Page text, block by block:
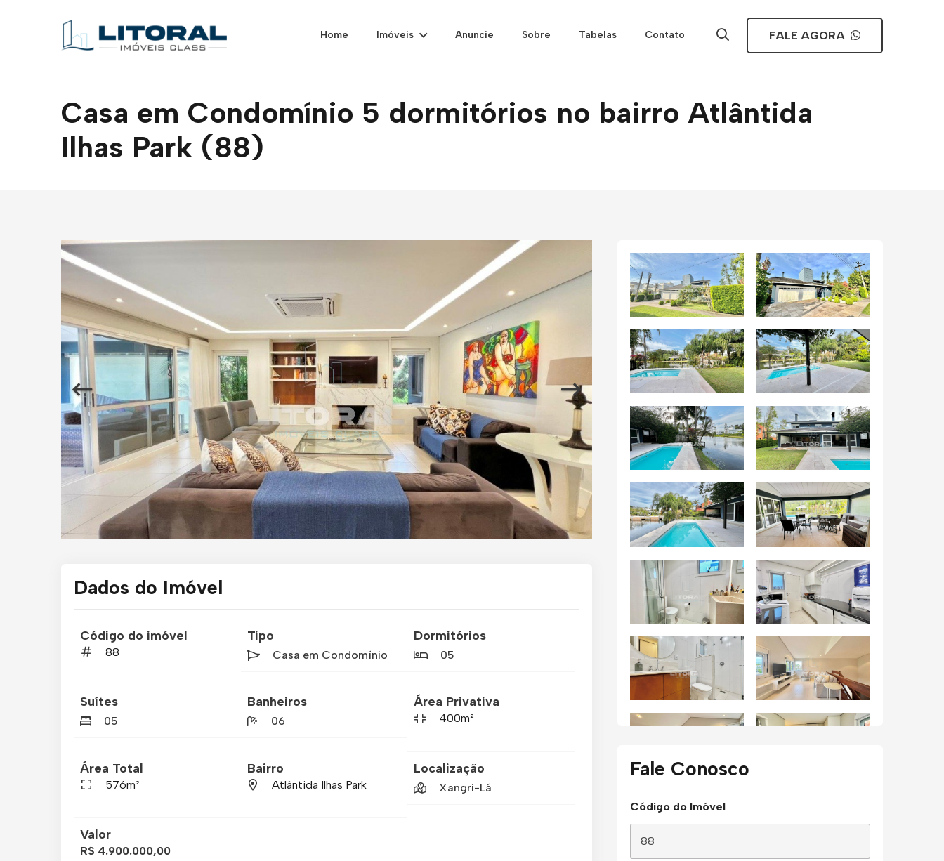
Home Imóveis Anuncie Sobre Tabelas Contato FALE AGORA
Casa em Condomínio 5 dormitórios no bairro Atlântida
Ilhas Park (88)
Dados do Imóvel
Código do imóvel
88
Tipo
Casa em Condomínio
Dormitórios
05
Suítes
05
Banheiros
06
Área Privativa
400m²
Área Total
576m²
Bairro
Atlântida Ilhas Park
Localização
Xangri-Lá
Valor
R$ 4.900.000,00
Fale Conosco
Código do Imóvel